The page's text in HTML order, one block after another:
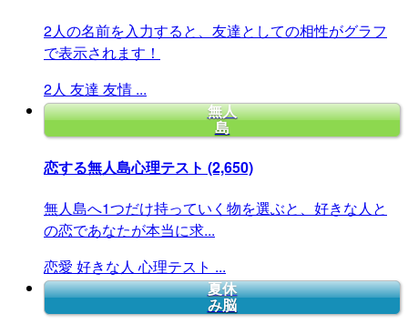
2人の名前を入力すると、友達としての相性がグラフ
で表示されます！
2人 友達 友情 ...
無人
島
恋する無人島心理テスト (2,650)
無人島へ1つだけ持っていく物を選ぶと、好きな人と
の恋であなたが本当に求...
恋愛 好きな人 心理テスト ...
夏休
み脳